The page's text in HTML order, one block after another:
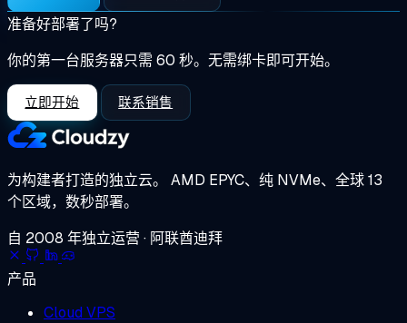
准备好部署了吗?
你的第一台服务器只需 60 秒。无需绑卡即可开始。
立即开始 联系销售
为构建者打造的独立云。 AMD EPYC、纯 NVMe、全球 13
个区域，数秒部署。
自 2008 年独立运营 · 阿联酋迪拜
产品
Cloud VPS